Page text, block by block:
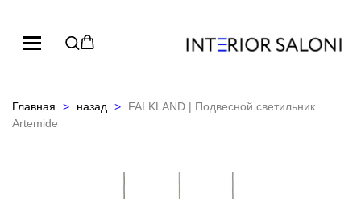
Главная назад
FALKLAND | Подвесной светильник
Artemide